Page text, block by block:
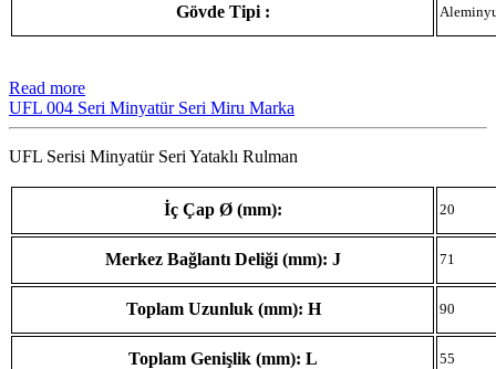
Gövde Tipi :
Read more
UFL 004 Seri Minyatür Seri Miru Marka
UFL Serisi Minyatür Seri Yataklı Rulman
İç Çap Ø (mm): 20
Merkez Bağlantı Deliği (mm): J 71
Toplam Uzunluk (mm): H 90
Toplam Genişlik (mm): L 55